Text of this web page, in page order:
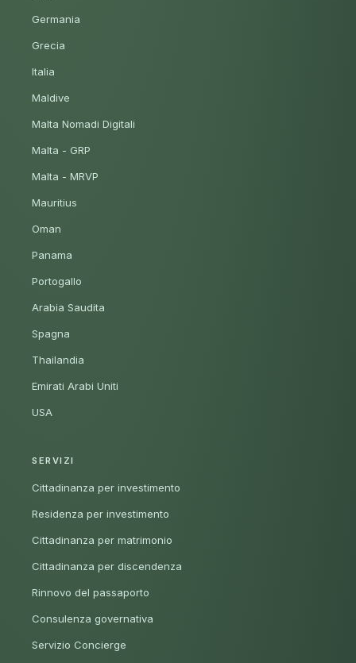
Germania
Grecia
Italia
Maldive
Malta Nomadi Digitali
Malta - GRP
Malta - MRVP
Mauritius
Oman
Panama
Portogallo
Arabia Saudita
Spagna
Thailandia
Emirati Arabi Uniti
USA
SERVIZI
Cittadinanza per investimento
Residenza per investimento
Cittadinanza per matrimonio
Cittadinanza per discendenza
Rinnovo del passaporto
Consulenza governativa
Servizio Concierge